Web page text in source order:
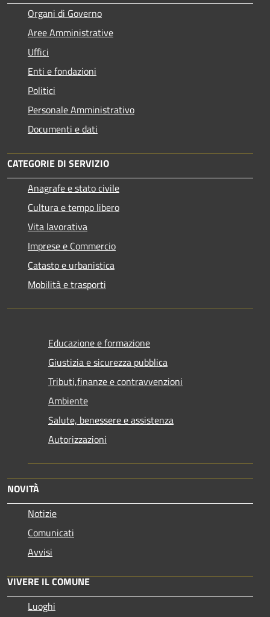
Organi di Governo
Aree Amministrative
Uffici
Enti e fondazioni
Politici
Personale Amministrativo
Documenti e dati
CATEGORIE DI SERVIZIO
Anagrafe e stato civile
Cultura e tempo libero
Vita lavorativa
Imprese e Commercio
Catasto e urbanistica
Mobilità e trasporti
Educazione e formazione
Giustizia e sicurezza pubblica
Tributi,finanze e contravvenzioni
Ambiente
Salute, benessere e assistenza
Autorizzazioni
NOVITÀ
Notizie
Comunicati
Avvisi
VIVERE IL COMUNE
Luoghi